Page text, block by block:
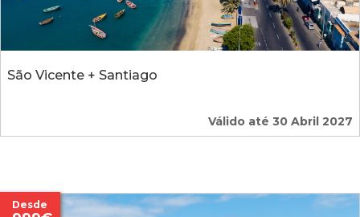
São Vicente + Santiago
Válido até 30 Abril 2027
Desde